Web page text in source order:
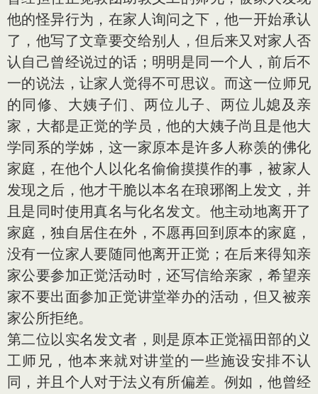
他的怪异行为，在家人询问之下，他一开始承认
了，他写了文章要交给别人，但后来又对家人否
认自己曾经说过的话；明明是同一个人，前后不
一的说法，让家人觉得不可思议。而这一位师兄
的同修、大姨子们、两位儿子、两位儿媳及亲
家，大都是正觉的学员，他的大姨子尚且是他大
学同系的学姊，这一家原本是许多人称羡的佛化
家庭，在他个人以化名偷偷摸摸作的事，被家人
发现之后，他才干脆以本名在琅琊阁上发文，并
且是同时使用真名与化名发文。他主动地离开了
家庭，独自居住在外，不愿再回到原本的家庭，
没有一位家人要随同他离开正觉；在后来得知亲
家公要参加正觉活动时，还写信给亲家，希望亲
家不要出面参加正觉讲堂举办的活动，但又被亲
家公所拒绝。
第二位以实名发文者，则是原本正觉福田部的义
工师兄，他本来就对讲堂的一些施设安排不认
同，并且个人对于法义有所偏差。例如，他曾经